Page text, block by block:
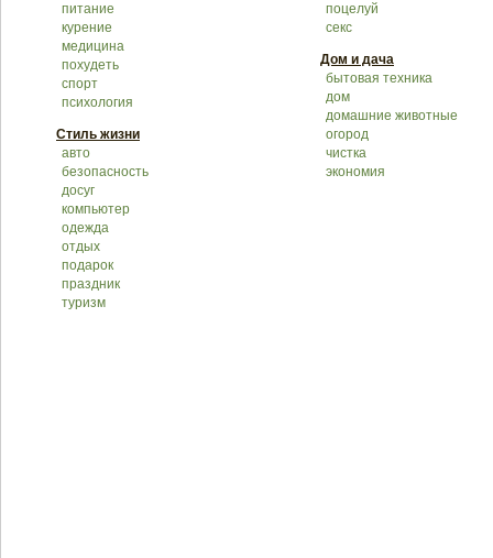
питание
курение
медицина
похудеть
спорт
психология
Стиль жизни
авто
безопасность
досуг
компьютер
одежда
отдых
подарок
праздник
туризм
поцелуй
секс
Дом и дача
бытовая техника
дом
домашние животные
огород
чистка
экономия